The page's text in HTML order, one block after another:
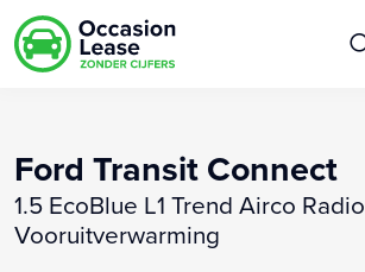
Ford Transit Connect
1.5 EcoBlue L1 Trend Airco Radio
Vooruitverwarming